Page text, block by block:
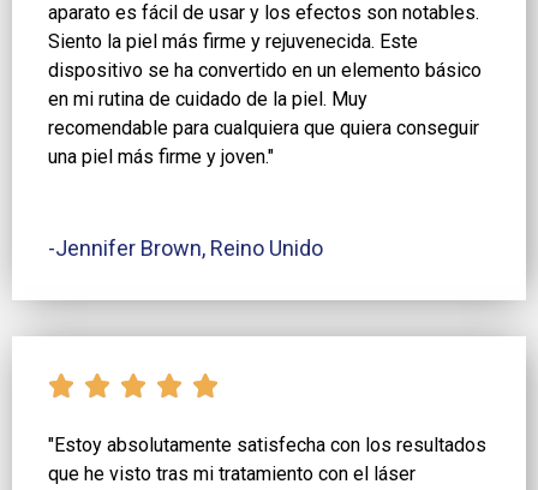
aparato es fácil de usar y los efectos son notables.
Siento la piel más firme y rejuvenecida. Este
dispositivo se ha convertido en un elemento básico
en mi rutina de cuidado de la piel. Muy
recomendable para cualquiera que quiera conseguir
una piel más firme y joven."
-Jennifer Brown, Reino Unido
"Estoy absolutamente satisfecha con los resultados
que he visto tras mi tratamiento con el láser